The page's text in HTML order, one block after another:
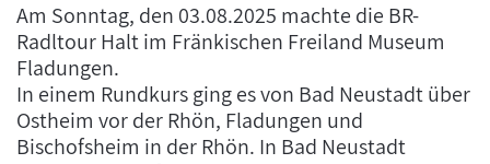
Am Sonntag, den 03.08.2025 machte die BR-
Radltour Halt im Fränkischen Freiland Museum
Fladungen.
In einem Rundkurs ging es von Bad Neustadt über
Ostheim vor der Rhön, Fladungen und
Bischofsheim in der Rhön. In Bad Neustadt